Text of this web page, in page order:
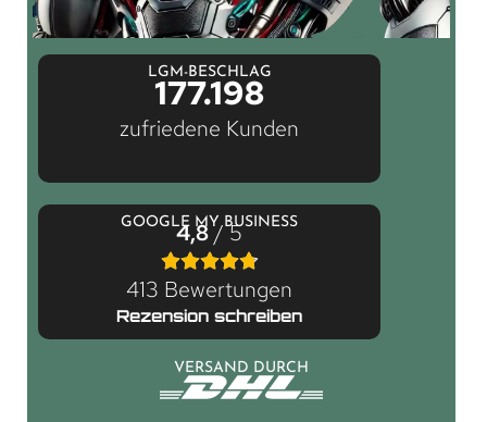
LGM-BESCHLAG
177.198
zufriedene Kunden
GOOGLE MY BUSINESS
4,8/ 5
413 Bewertungen
Rezension schreiben
VERSAND DURCH